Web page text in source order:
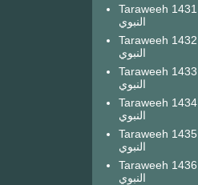
Taraweeh 1431 صلاة التراويح من المسجد
النبوي
Taraweeh 1432 صلاة التراويح من المسجد
النبوي
Taraweeh 1433 صلاة التراويح من المسجد
النبوي
Taraweeh 1434 صلاة التراويح من المسجد
النبوي
Taraweeh 1435 صلاة التراويح من المسجد
النبوي
Taraweeh 1436 صلاة التراويح من المسجد
النبوي